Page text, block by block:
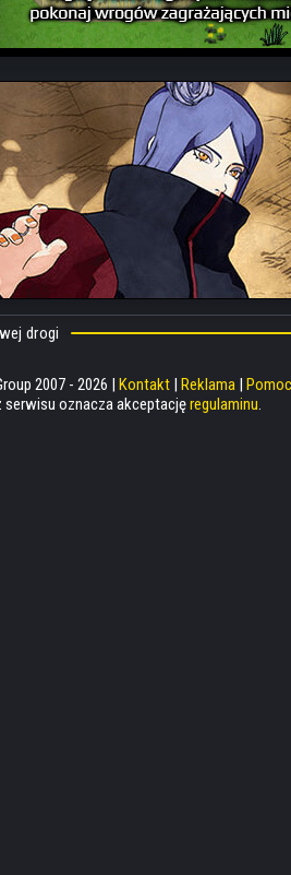
drogi
2007 - 2026 | Kontakt| Reklama| Pomoc
serwisu oznacza akceptacjęregulaminu.